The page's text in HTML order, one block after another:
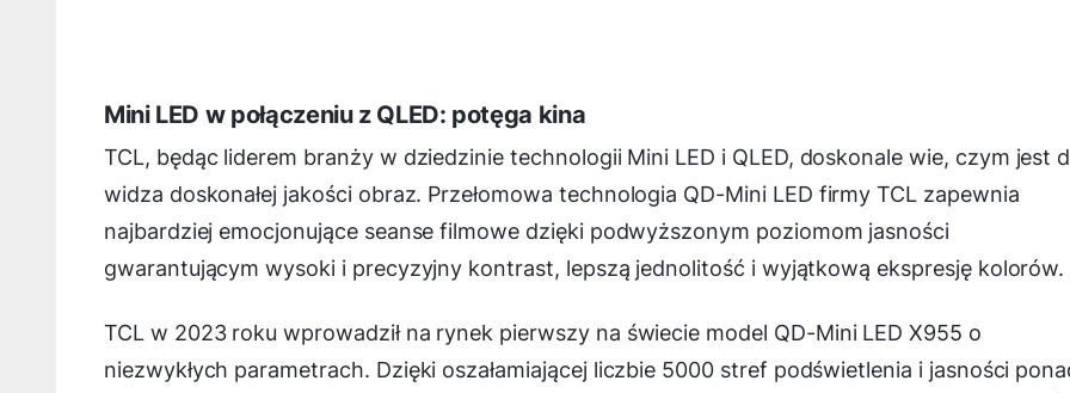
Mini LED w połączeniu z QLED: potęga kina
TCL, będąc liderem branży w dziedzinie technologii Mini LED i QLED, doskonale wie, czym jest
widza doskonałej jakości obraz. Przełomowa technologia QD-Mini LED firmy TCL zapewnia
najbardziej emocjonujące seanse filmowe dzięki podwyższonym poziomom jasności
gwarantującym wysoki i precyzyjny kontrast, lepszą jednolitość i wyjątkową ekspresję kolorów.
TCL w 2023 roku wprowadził na rynek pierwszy na świecie model QD-Mini LED X955 o
niezwykłych parametrach. Dzięki oszałamiającej liczbie 5000 stref podświetlenia i jasności